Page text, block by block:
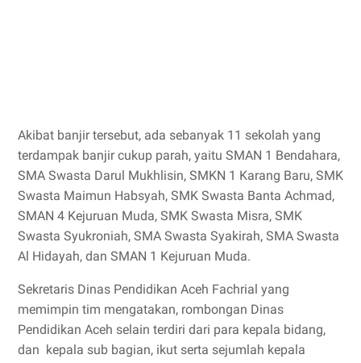
Akibat banjir tersebut, ada sebanyak 11 sekolah yang
terdampak banjir cukup parah, yaitu SMAN 1 Bendahara,
SMA Swasta Darul Mukhlisin, SMKN 1 Karang Baru, SMK
Swasta Maimun Habsyah, SMK Swasta Banta Achmad,
SMAN 4 Kejuruan Muda, SMK Swasta Misra, SMK
Swasta Syukroniah, SMA Swasta Syakirah, SMA Swasta
Al Hidayah, dan SMAN 1 Kejuruan Muda.
Sekretaris Dinas Pendidikan Aceh Fachrial yang
memimpin tim mengatakan, rombongan Dinas
Pendidikan Aceh selain terdiri dari para kepala bidang,
dan kepala sub bagian, ikut serta sejumlah kepala